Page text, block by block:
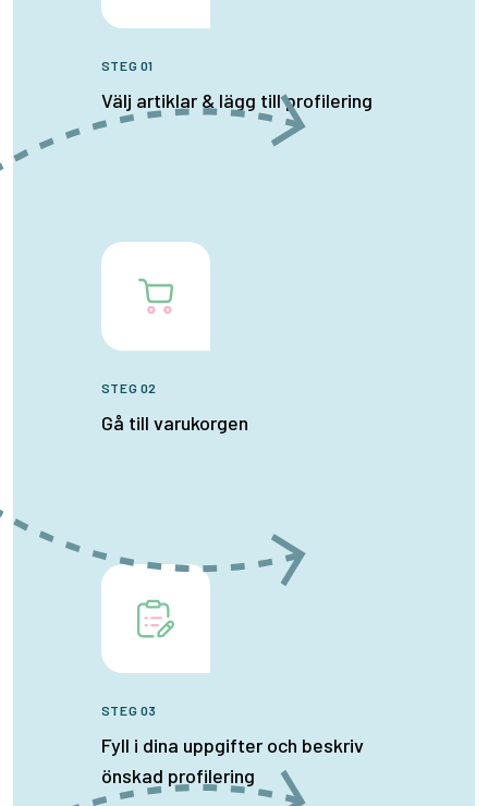
STEG 01
Välj artiklar & lägg till profilering
STEG 02
Gå till varukorgen
STEG 03
Fyll i dina uppgifter och beskriv
önskad profilering